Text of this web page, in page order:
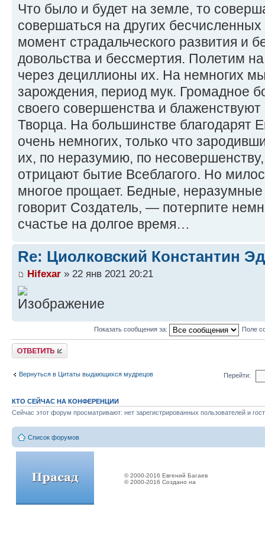
Что было и будет на земле, то
совершаться на других бесчисленных
момент страдальческого развития и
довольства и бессмертия. Полетим
через дециллионы их. На немногих
зарождения, период мук. Громадное
своего совершенства и
Творца. На большинстве благодарят
очень немногих, только что
их, по неразумию, по
отрицают бытие Всеблагого. Но
многое прощает. Бедные,
говорит Создатель, — потерпите
счастье на долгое время…
Re: Циолковский Константин
Hifexar » 22 янв 2021 20:21
Показать сообщения за: Поле
Ответить
Вернуться в Цитаты выдающихся мудрецов Перейти:
КТО СЕЙЧАС НА КОНФЕРЕНЦИИ
Сейчас этот форум просматривают: нет зарегистрированных пользователей и
Список форумов
© 2000-2016 Евгений Багаев
© 2000-2016 Создано на